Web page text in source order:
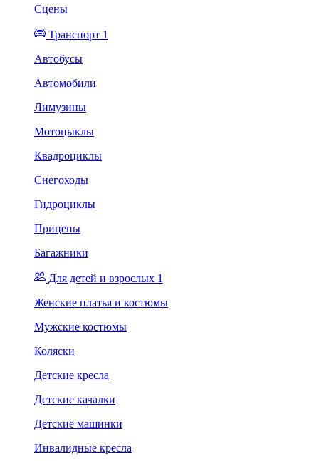
Сцены
Транспорт 1
Автобусы
Автомобили
Лимузины
Мотоцыклы
Квадроциклы
Снегоходы
Гидроциклы
Прицепы
Багажники
Для детей и взрослых 1
Женские платья и костюмы
Мужские костюмы
Коляски
Детские кресла
Детские качалки
Детские машинки
Инвалидные кресла